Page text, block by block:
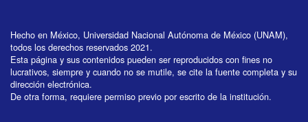
Hecho en México, Universidad Nacional Autónoma de México (UNAM),
todos los derechos reservados 2021.
Esta página y sus contenidos pueden ser reproducidos con fines no
lucrativos, siempre y cuando no se mutile, se cite la fuente completa y su
dirección electrónica.
De otra forma, requiere permiso previo por escrito de la institución.